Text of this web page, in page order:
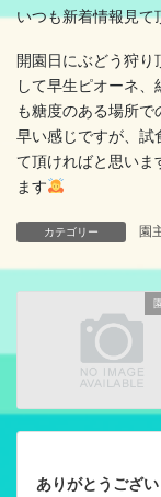
いつも新着情報見て
開園日にぶどう狩
して早生ピオーネ
も糖度のある場所
早い感じですが、試
て頂ければと思いま
ます
カテゴリー 園
ありがとうござい